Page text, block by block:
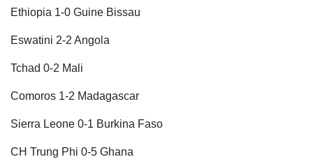
Thế giới
Cuộc sống đó đây
Ethiopia 1-0 Guine Bissau
Eswatini 2-2 Angola
Tchad 0-2 Mali
Comoros 1-2 Madagascar
Sierra Leone 0-1 Burkina Faso
CH Trung Phi 0-5 Ghana